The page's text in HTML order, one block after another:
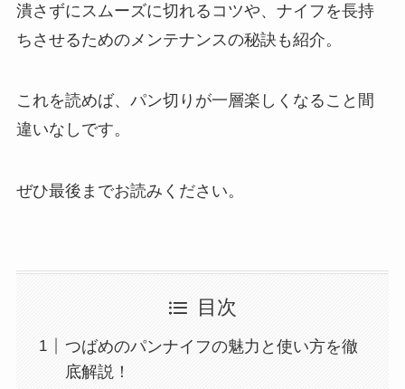
潰さずにスムーズに切れるコツや、ナイフを長持
ちさせるためのメンテナンスの秘訣も紹介。
これを読めば、パン切りが一層楽しくなること間
違いなしです。
ぜひ最後までお読みください。
目次
つばめのパンナイフの魅力と使い方を徹
底解説！